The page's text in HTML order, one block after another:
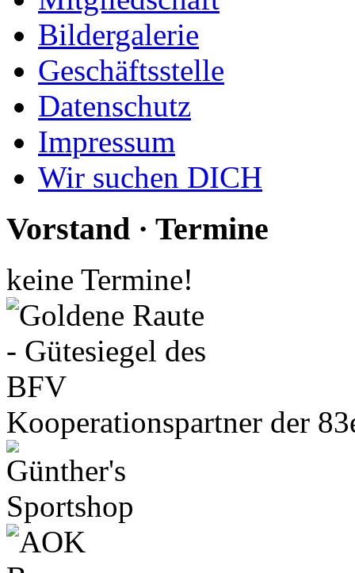
Bildergalerie
Geschäftsstelle
Datenschutz
Impressum
Wir suchen DICH
Vorstand · Termine
keine Termine!
Kooperationspartner der